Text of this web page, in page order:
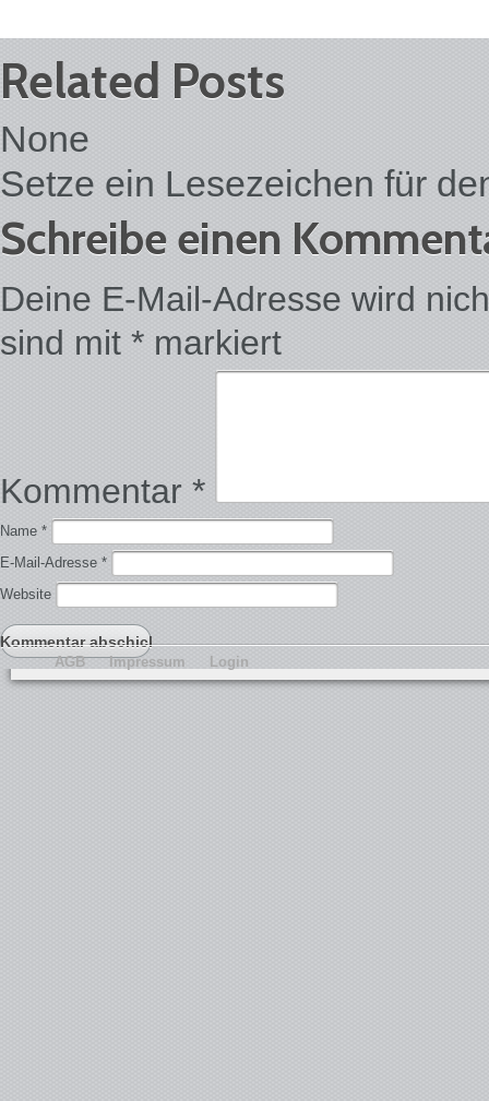
Related Posts
None
Setze ein Lesezeichen für
Schreibe einen
Deine E-Mail-Adresse wird
sind mit * markiert
Kommentar *
Name *
E-Mail-Adresse *
Website
AGB Impressum Login